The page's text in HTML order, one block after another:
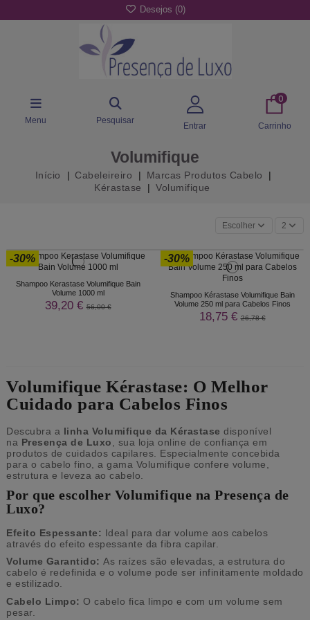
Desejos (0)
Menu Pesquisar
Entrar
0
Carrinho
Volumifique
Início Cabeleireiro
Marcas Produtos Cabelo
Kérastase
Volumifique
Escolher 2
-30%
Shampoo Kerastase Volumifique Bain
Volume 1000 ml
39,20 €56,00 €
-30%
Shampoo Kérastase Volumifique Bain
Volume 250 ml para Cabelos Finos
18,75 €26,78 €
Volumifique Kérastase: O Melhor
Cuidado para Cabelos Finos
Descubra a linha Volumifique da Kérastase disponível
na Presença de Luxo , sua loja online de confiança em
produtos de cuidados capilares. Especialmente concebida
para o cabelo fino, a gama Volumifique confere volume,
estrutura e leveza ao cabelo.
Por que escolher Volumifique na Presença de
Luxo?
Efeito Espessante: Ideal para dar volume aos cabelos
através do efeito espessante da fibra capilar.
Volume Garantido: As raízes são elevadas, a estrutura do
cabelo é redefinida e o volume pode ser infinitamente moldado
e estilizado.
Cabelo Limpo: O cabelo fica limpo e com um volume sem
pesar.